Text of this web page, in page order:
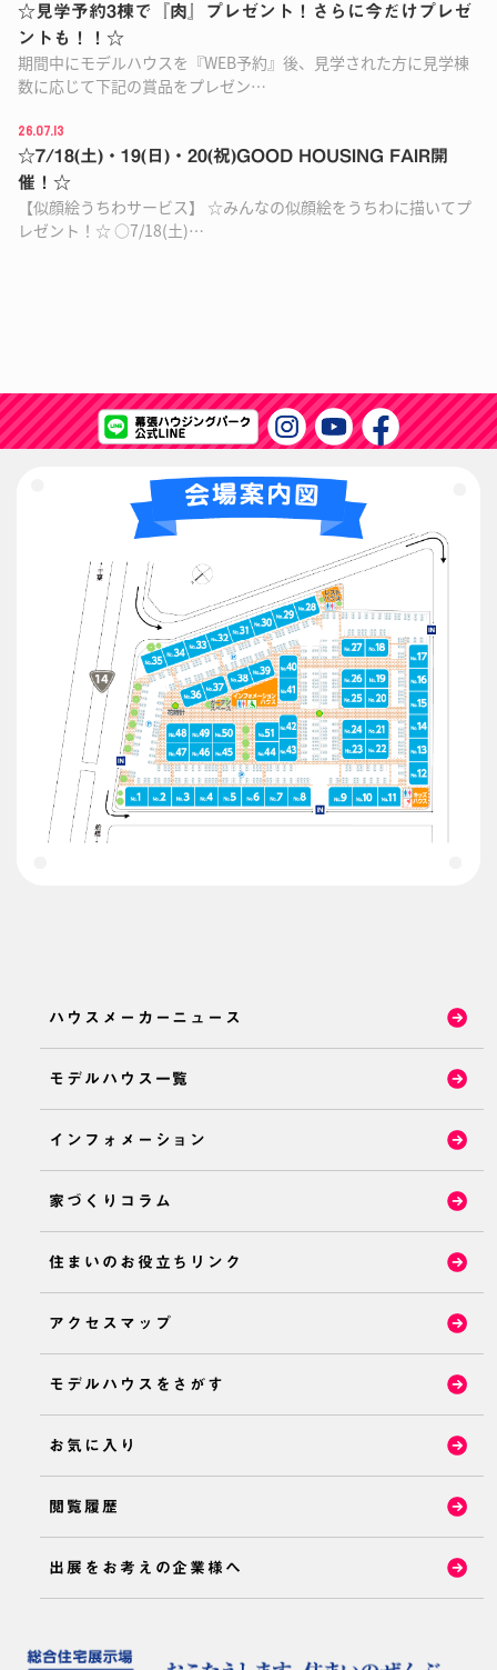
☆見学予約3棟で『肉』プレゼント！さらに今だけプレゼ
ントも！！☆
期間中にモデルハウスを『WEB予約』後、見学された方に見学棟
数に応じて下記の賞品をプレゼン…
26.07.13
☆7/18(土)・19(日)・20(祝)GOOD HOUSING FAIR開
催！☆
【似顔絵うちわサービス】 ☆みんなの似顔絵をうちわに描いてプ
レゼント！☆ ○7/18(土)…
ハウスメーカーニュース
モデルハウス一覧
インフォメーション
家づくりコラム
住まいのお役立ちリンク
アクセスマップ
モデルハウスをさがす
お気に入り
閲覧履歴
出展をお考えの企業様へ